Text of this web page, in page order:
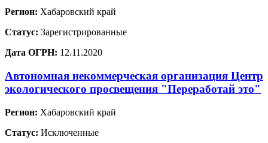
Регион: Хабаровский край
Статус: Зарегистрированные
Дата ОГРН: 12.11.2020
Автономная некоммерческая организация Центр
экологического просвещения "Переработай это"
Регион: Хабаровский край
Статус: Исключенные